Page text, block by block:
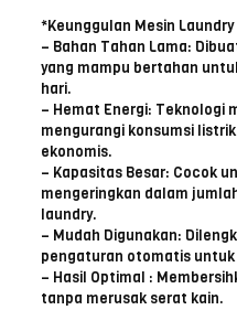
*Keunggulan Mesin Laundry
– Bahan Tahan Lama:
yang mampu bertahan
hari.
– Hemat Energi: Teknologi
mengurangi konsumsi
ekonomis.
– Kapasitas Besar: Cocok
mengeringkan dalam
laundry.
– Mudah Digunakan:
pengaturan otomatis untuk
– Hasil Optimal :
tanpa merusak serat kain.